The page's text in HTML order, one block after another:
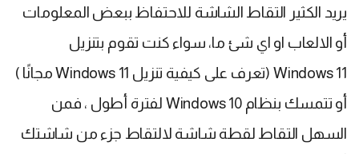
يريد الكثير التقاط الشاشة للاحتفاظ ببعض المعلومات
أو الالعاب او اي شئ ما، سواء كنت تقوم بتنزيل
Windows 11 (تعرف على كيفية تنزيل Windows 11 مجانًا )
أو تتمسك بنظام Windows 10 لفترة أطول ، فمن
السهل التقاط لقطة شاشة لالتقاط جزء من شاشتك